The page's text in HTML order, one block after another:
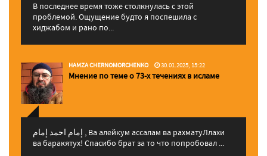
В последнее время тоже столкнулась с этой
проблемой. Ощущение будто я поспешила с
хиджабом и рано по...
HAMZA CHERNOMORCHENKO 30.01.2025, 15:22
Мнение по теме о 73-х течениях в исламе
إمام احمد إمام , Ва алейкум ассалам ва рахматуЛлахи
ва баракятух! Спасибо брат за то что попробовал ...